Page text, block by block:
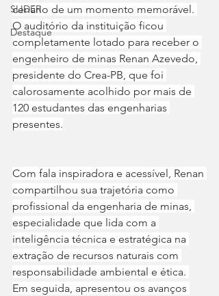
SLIDER
Destaque
cenário de um momento memorável.
O auditório da instituição ficou
completamente lotado para receber o
engenheiro de minas Renan Azevedo,
presidente do Crea-PB, que foi
calorosamente acolhido por mais de
120 estudantes das engenharias
presentes.
Com fala inspiradora e acessível, Renan
compartilhou sua trajetória como
profissional da engenharia de minas,
especialidade que lida com a
inteligência técnica e estratégica na
extração de recursos naturais com
responsabilidade ambiental e ética.
Em seguida, apresentou os avanços